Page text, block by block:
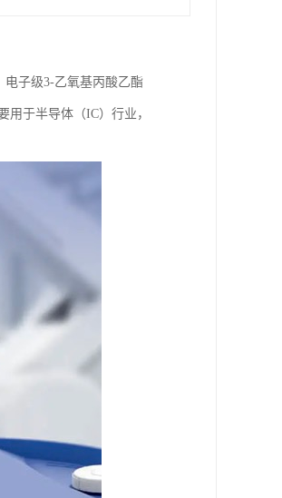
电子级3-乙氧基丙酸乙酯
用于半导体（IC）行业，